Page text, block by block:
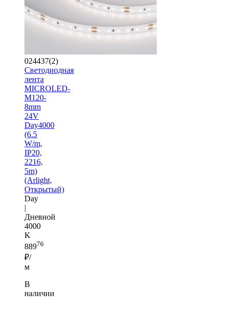
024437(2)
Светодиодная
лента
MICROLED-
M120-
8mm
24V
Day4000
(6.5
W/m,
IP20,
2216,
5m)
(Arlight,
Открытый)
Day
|
Дневной
4000
K
88976
₽/
м
В
наличии